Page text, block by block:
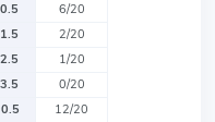
6/20
2/20
1/20
0/20
12/20